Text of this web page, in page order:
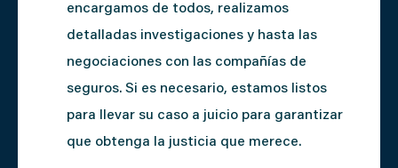
encargamos de todos, realizamos
detalladas investigaciones y hasta las
negociaciones con las compañías de
seguros. Si es necesario, estamos listos
para llevar su caso a juicio para garantizar
que obtenga la justicia que merece.